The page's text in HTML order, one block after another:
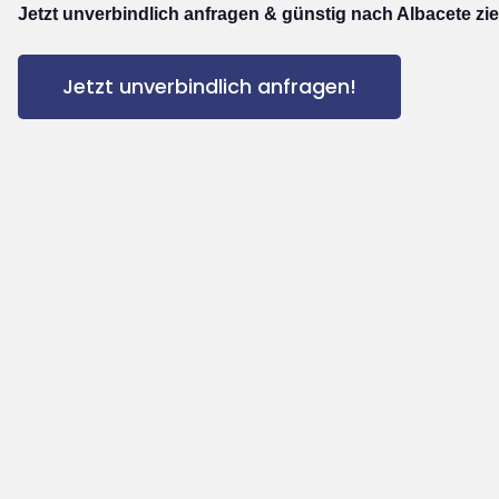
Jetzt unverbindlich anfragen & günstig nach Albacete
Jetzt unverbindlich anfragen!